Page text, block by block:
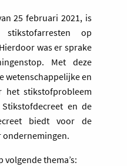
25 februari 2021, is
op
was er sprake
Met deze
wetenschappelijke en
het stikstofprobleem
en de
biedt voor de
volgende thema’s: